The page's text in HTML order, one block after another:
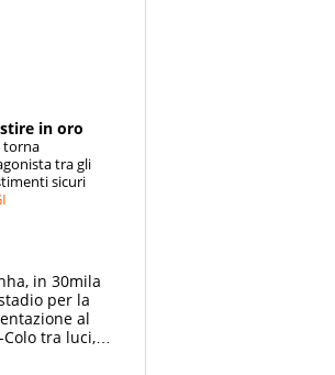
in oro
torna
tra gli
sicuri
in 30mila
per la
al
Colo tra luci,